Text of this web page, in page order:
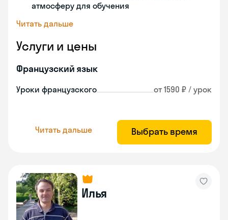
атмосферу для обучения
Читать дальше
Услуги и цены
Французский язык
Уроки французского от 1590 ₽ / урок
Читать дальше Выбрать время
Илья